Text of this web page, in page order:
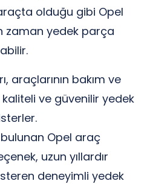
olduğu gibi Opel
zaman yedek parça
araçlarının bakım ve
ve güvenilir yedek
Opel araç
uzun yıllardır
deneyimli yedek